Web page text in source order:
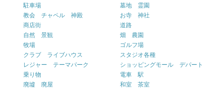
駐車場
墓地 霊園
教会 チャペル 神殿
お寺 神社
商店街
道路
自然 景観
畑 農園
牧場
ゴルフ場
クラブ ライブハウス
スタジオ各種
レジャー テーマパーク
ショッピングモール デパート
乗り物
電車 駅
廃墟 廃屋
和室 茶室